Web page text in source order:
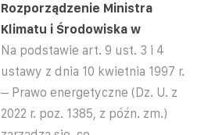
Rozporządzenie Ministra
Klimatu i Środowiska w
Na podstawie art. 9 ust. 3 i 4
ustawy z dnia 10 kwietnia 1997 r.
– Prawo energetyczne (Dz. U. z
2022 r. poz. 1385, z późn. zm.)